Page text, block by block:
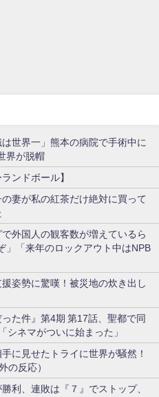
世界一」熊本の病院で手術中に
界が脱帽
ンドボール】
妻が私の紅茶だけ絶対に買って
外国人の観客数が増えているら
」「来年のロックアウト中はNPB
姿勢に驚嘆！被災地の炊き出し
た件』第4期 第17話、聖都で同
シネマがついに始まった」
に見せたトライに世界が騒然！
の反応）
利、連敗は『７』でストップ、